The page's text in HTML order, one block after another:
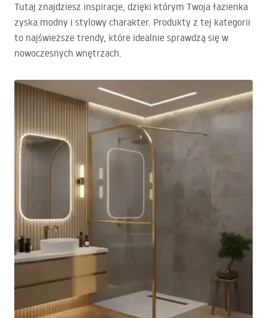
Tutaj znajdziesz inspiracje, dzięki którym Twoja łazienka
zyska modny i stylowy charakter. Produkty z tej kategorii
to najświeższe trendy, które idealnie sprawdzą się w
nowoczesnych wnętrzach.